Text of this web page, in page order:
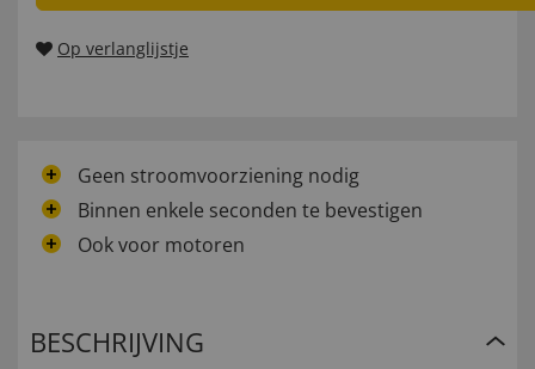
Op verlanglijstje
Geen stroomvoorziening nodig
Binnen enkele seconden te bevestigen
Ook voor motoren
BESCHRIJVING